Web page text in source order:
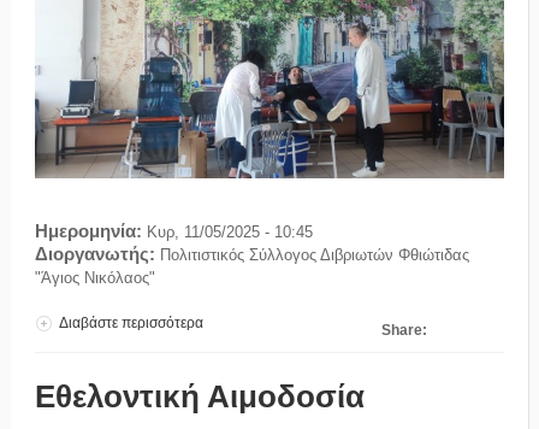
Ημερομηνία: Κυρ, 11/05/2025 - 10:45
Διοργανωτής: Πολιτιστικός Σύλλογος Διβριωτών Φθιώτιδας
"Άγιος Νικόλαος"
Share:
Διαβάστε περισσότεραγια Εθελοντική Αιμοδοσία – 11 Μαΐου 2025
Εθελοντική Αιμοδοσία